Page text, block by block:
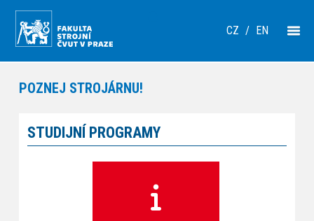
CZ / EN
POZNEJ STROJÁRNU!
STUDIJNÍ PROGRAMY